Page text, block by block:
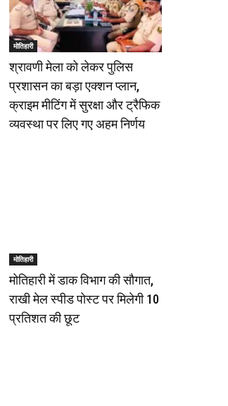
मोतिहारी
श्रावणी मेला को लेकर पुलिस
प्रशासन का बड़ा एक्शन प्लान,
क्राइम मीटिंग में सुरक्षा और ट्रैफिक
व्यवस्था पर लिए गए अहम निर्णय
मोतिहारी
मोतिहारी में डाक विभाग की सौगात,
राखी मेल स्पीड पोस्ट पर मिलेगी 10
प्रतिशत की छूट